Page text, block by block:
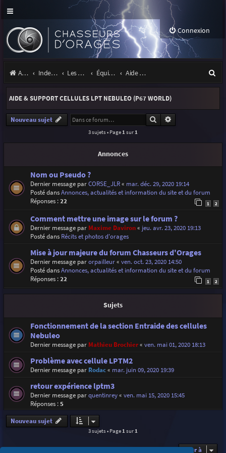
Connexion
Accueil Index du forum Les orages Équipement Aide & support cellules LPT Nebuleo (P67 World)
e
r
AIDE & SUPPORT CELLULES LPT NEBULEO (P67 WORLD)
Nouveau sujet Rechercher
3 sujets • Page 1 sur 1
Annonces
Nom ou Pseudo ?
Dernier message parCORSE_JLR« mar. déc. 29, 2020 19:14
Posté dansAnnonces, actualités et information du site et du forum
Réponses :22 1 2
Comment mettre une image sur le forum ?
Dernier message par Maxime Daviron« jeu. avr. 23, 2020 19:13
Posté dans Récits et photos d'orages
Mise à jour majeure du forum Chasseurs d'Orages
Dernier message parorpailleur« ven. oct. 23, 2020 14:50
Posté dansAnnonces, actualités et information du site et du forum
Réponses :22 1 2
Sujets
Fonctionnement de la section Entraide des cellules
Nebuleo
Dernier message par Mathieu Brochier« ven. mai 01, 2020 18:13
Problème avec cellule LPTM2
Dernier message par Rodac« mar. juin 09, 2020 19:39
retour expérience lptm3
Dernier message parquentinrey« ven. mai 15, 2020 15:45
Réponses :5
Nouveau sujet
3 sujets • Page1sur1
Aller à